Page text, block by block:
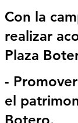
Con la
realizar
Plaza
-
el